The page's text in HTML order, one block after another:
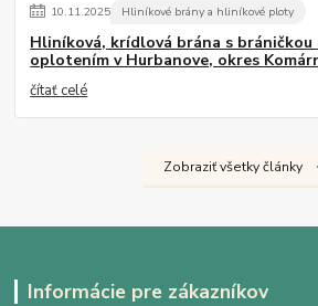
10.11.2025 Hliníkové brány a hliníkové ploty
Hliníková, krídlová brána s
oplotením v Hurbanove, okres
čítať celé
Zobraziť všetky články
Informácie pre zákazníkov